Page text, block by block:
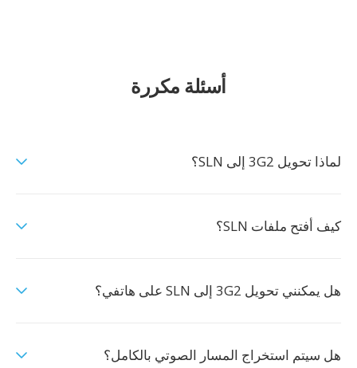
أسئلة مكررة
لماذا تحويل 3G2 إلى SLN؟
كيف أفتح ملفات SLN؟
هل يمكنني تحويل 3G2 إلى SLN على هاتفي؟
هل سيتم استخراج المسار الصوتي بالكامل؟